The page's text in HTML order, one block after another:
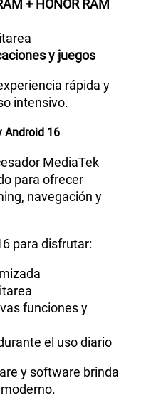
+ HONOR RAM
y juegos
rápida y
intensivo.
Android 16
MediaTek
para ofrecer
navegación y
para disfrutar:
funciones y
el uso diario
y software brinda